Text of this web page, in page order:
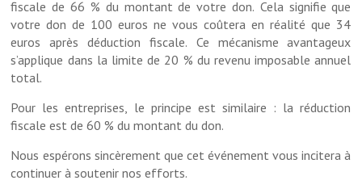
fiscale de 66 % du montant de votre don. Cela signifie que
votre don de 100 euros ne vous coûtera en réalité que 34
euros après déduction fiscale. Ce mécanisme avantageux
s’applique dans la limite de 20 % du revenu imposable annuel
total.
Pour les entreprises, le principe est similaire : la réduction
fiscale est de 60 % du montant du don.
Nous espérons sincèrement que cet événement vous incitera à
continuer à soutenir nos efforts.